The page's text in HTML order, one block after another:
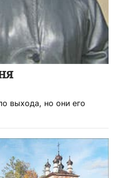
выхода, но они его